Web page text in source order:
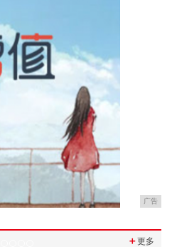
广告
＋更多